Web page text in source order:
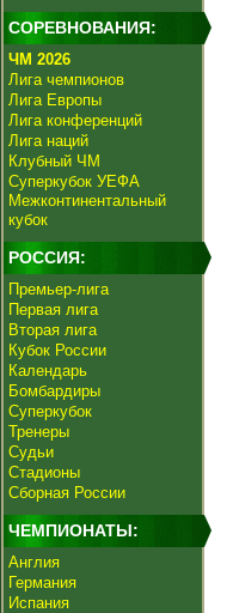
СОРЕВНОВАНИЯ:
ЧМ 2026
Лига чемпионов
Лига Европы
Лига конференций
Лига наций
Клубный ЧМ
Суперкубок УЕФА
Межконтинентальный
кубок
РОССИЯ:
Премьер-лига
Первая лига
Вторая лига
Кубок России
Календарь
Бомбардиры
Суперкубок
Тренеры
Судьи
Стадионы
Сборная России
ЧЕМПИОНАТЫ:
Англия
Германия
Испания